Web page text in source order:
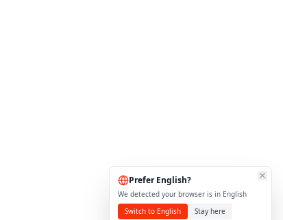
Prefer English?
We detected your browser is in English
Switch to English
Stay here